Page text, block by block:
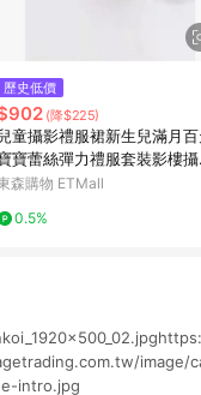
歷史低價
(降$225)
童攝影禮服裙新生兒滿月百
寶蕾絲彈力禮服套裝影樓攝
具
森購物 ETMall
0.5%
image/
intro.jpg